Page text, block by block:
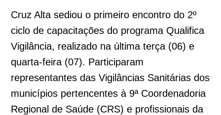
Cruz Alta sediou o primeiro encontro do 2º
ciclo de capacitações do programa Qualifica
Vigilância, realizado na última terça (06) e
quarta-feira (07). Participaram
representantes das Vigilâncias Sanitárias dos
municípios pertencentes à 9ª Coordenadoria
Regional de Saúde (CRS) e profissionais da